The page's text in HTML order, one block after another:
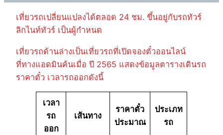
เที่ยวรถเปลี่ยนแปลงได้ตลอด 24 ชม. ขึ้นอยู่กับรถทัวร์
ลิกไนท์ทัวร์ เป็นผู้กำหนด
เที่ยวรถด้านล่างเป็นเที่ยวรถที่เปิดจองตั๋วออนไลน์
ที่ทางแอดมินค้นเมื่อ ปี 2565 แสดงข้อมูลตารางเดินรถ
ราคาตั๋ว เวลารถออกดังนี้
เวลา
รถ
ออก
เส้นทาง
ราคาตั๋ว
ประมาณ
ประเภท
รถ